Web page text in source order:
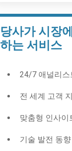
당사가 시장
하는 서비스
24/7 애널리스
전 세계 고객
맞춤형 인사이
기술 발전 동